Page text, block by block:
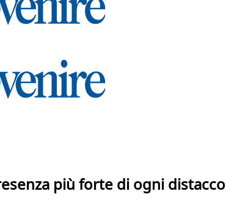
più forte di ogni distacco